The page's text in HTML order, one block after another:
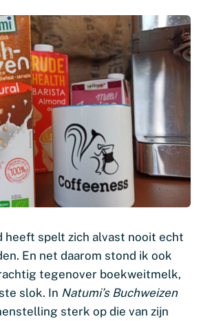
heeft spelt zich alvast nooit echt
En net daarom stond ik ook
tegenover boekweitmelk,
slok. In Natumi’s Buchweizen
sterk op die van zijn